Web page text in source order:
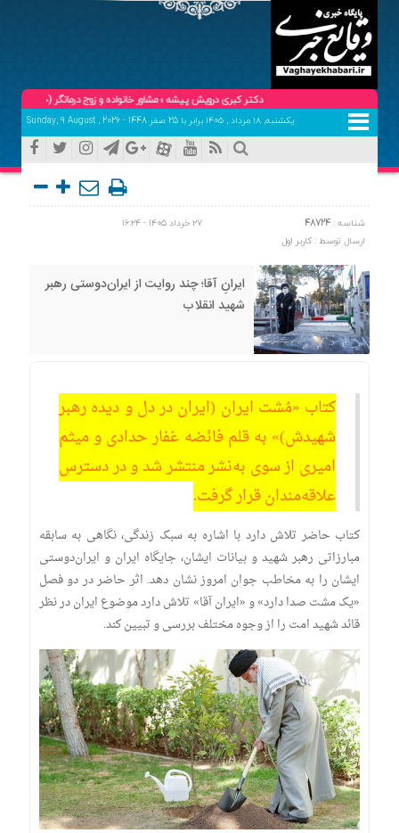
دکتر کبری درویش پیشه ؛ مشاور خانواده و زوج درمانگر (حضوری و تلفنی ) تلفن
یکشنبه, ۱۸ مرداد , ۱۴۰۵ برابر با 25 صفر 1448 - Sunday, 9 August , 2026
شناسه :48724
۲۷ خرداد ۱۴۰۵ - ۱۶:۲۴
ارسال توسط :کاربر اول
ایرانِ آقا؛ چند روایت از ایران‌دوستی رهبر
شهید انقلاب
کتاب «مُشت ایران (ایران در دل و دیده رهبر
شهیدش)» به قلم فائضه غفار حدادی و میثم
امیری از سوی به‌نشر منتشر شد و در دسترس
علاقه‌مندان قرار گرفت.
کتاب حاضر تلاش دارد با اشاره به سبک زندگی، نگاهی به سابقه
مبارزاتی رهبر شهید و بیانات ایشان، جایگاه ایران و ایران‌دوستی
ایشان را به مخاطب جوان امروز نشان دهد. اثر حاضر در دو فصل
«یک مشت صدا دارد» و «ایران آقا» تلاش دارد موضوع ایران در نظر
قائد شهید امت را از وجوه مختلف بررسی و تبیین کند.